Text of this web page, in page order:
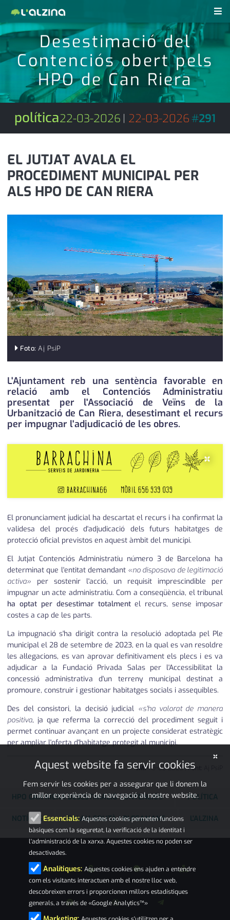
notícies
últimes notícies
activitats
agenda
empresa
entrevista
esports
medi ambient
opinió
política
promo serveis
reportatge
societat
successos
editorial
revistes pdf
anunciants
subscripció
contacte
farmàcies
telèfons
calendari
Desestimació del
Contenciós obert pels
HPO de Can Riera
política22-03-2026 | 22-03-2026#291
EL JUTJAT AVALA EL
PROCEDIMENT MUNICIPAL PER
ALS HPO DE CAN RIERA
Foto: Aj PsiP
L'Ajuntament reb una sentència favorable en
relació amb el Contenciós Administratiu
presentat per l'Associació de Veïns de la
Urbanització de Can Riera, desestimant el recurs
per impugnar l'adjudicació de les obres.
×
El pronunciament judicial ha descartat el recurs i ha confirmat la
validesa del procés d'adjudicació dels futurs habitatges de
protecció oficial previstos en aquest àmbit del municipi.
El Jutjat Contenciós Administratiu número 3 de Barcelona ha
determinat que l'entitat demandant «no disposava de legitimació
activa» per sostenir l'acció, un requisit imprescindible per
impugnar un acte administratiu. Com a conseqüència, el tribunal
ha optat per desestimar totalmentel recurs, sense imposar
costes a cap de les parts.
La impugnació s'ha dirigit contra la resolució adoptada pel Ple
municipal el 28 de setembre de 2023, en la qual es van resoldre
les al·legacions, es van aprovar definitivament els plecs i es va
adjudicar a la Fundació Privada Salas per l'Accessibilitat la
concessió administrativa d'un terreny municipal destinat a
promoure, construir i gestionar habitatges socials i assequibles.
Des del consistori, la decisió judicial «s'ha valorat de manera
positiva, ja que referma la correcció del procediment seguit i
permet continuar avançant en un projecte considerat estratègic
per ampliar l'oferta d'habitatge protegit al municipi.
JMP19 03•2026|Font:
HPO CAN RIERA DESESTIMACIÓ CONTENCIÓS POLÍTICA
NOTÍCIES PALAU-SOLITÀ I PLEGAMANS L'ALZINA
×
Aquest website fa servir cookies
Fem servir les cookies per a assegurar que li donem la
millor experiència de navegació al nostre website.
Essencials: Aquestes cookies permeten funcions
bàsiques com la seguretat, la verificació de la identitat i
l'administració de la xarxa. Aquestes cookies no poden ser
desactivades.
Analítiques: Aquestes cookies ens ajuden a entendre
com els visitants interactuen amb el nostre lloc web,
descobreixen errors i proporcionen millors estadístiques
generals, a través de «Google Analytics™»